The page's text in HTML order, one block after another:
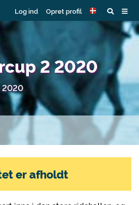
Log ind Opret profil
2 2020
2020
er afholdt